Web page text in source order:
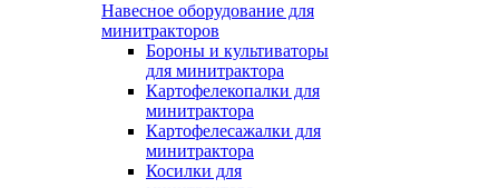
Навесное оборудование для
минитракторов
Бороны и культиваторы
для минитрактора
Картофелекопалки для
минитрактора
Картофелесажалки для
минитрактора
Косилки для